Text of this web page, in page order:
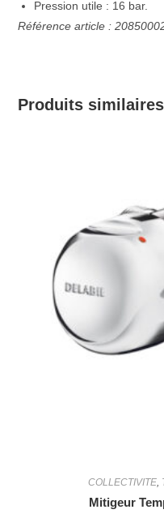
Pression utile : 16 bar.
Référence article :
Produits similaires
COLLECTIVITE,
Mitigeur